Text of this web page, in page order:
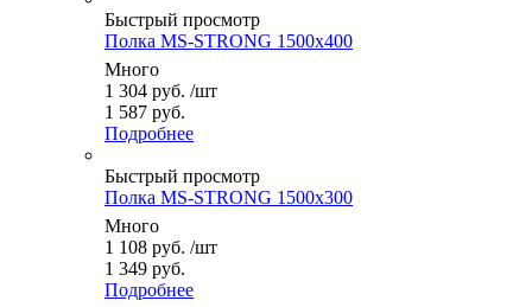
Быстрый просмотр
Полка MS-STRONG 1500x400
Много
1 304 руб. /шт
1 587 руб.
Подробнее
Быстрый просмотр
Полка MS-STRONG 1500x300
Много
1 108 руб. /шт
1 349 руб.
Подробнее